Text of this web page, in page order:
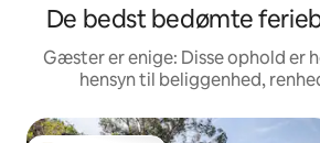
De bedst bedømte
Gæster er enige: Disse ophold er
hensyn til beliggenhed,